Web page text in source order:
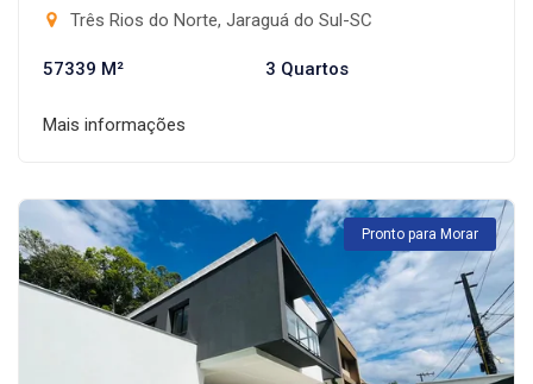
Três Rios do Norte, Jaraguá do Sul-SC
57339 M² 3 Quartos
Mais informações
Pronto para Morar